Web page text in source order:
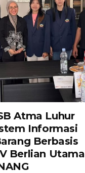
Atma Luhur
Informasi
Berbasis
Berlian Utama​